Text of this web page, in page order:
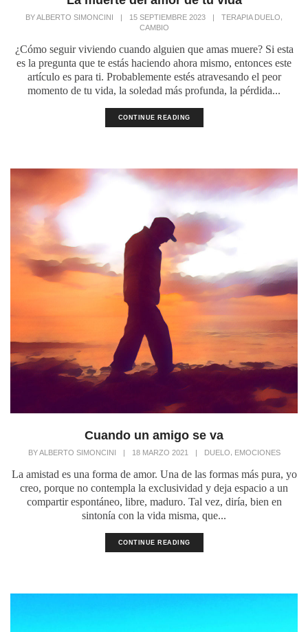
BYALBERTO SIMONCINI 15 SEPTIEMBRE 2023 TERAPIA DUELO
CAMBIO
¿Cómo seguir viviendo cuando alguien que amas muere? Si esta
es la pregunta que te estás haciendo ahora mismo, entonces este
artículo es para ti. Probablemente estés atravesando el peor
momento de tu vida, la soledad más profunda, la pérdida...
CONTINUE READING
Cuando un amigo se va
BYALBERTO SIMONCINI | 18 MARZO 2021 | DUELO EMOCIONES
La amistad es una forma de amor. Una de las formas más pura, yo
creo, porque no contempla la exclusividad y deja espacio a un
compartir espontáneo, libre, maduro. Tal vez, diría, bien en
sintonía con la vida misma, que...
CONTINUE READING